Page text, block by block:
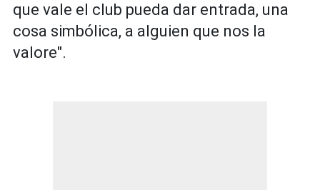
que vale el club pueda dar entrada, una
cosa simbólica, a alguien que nos la
valore".